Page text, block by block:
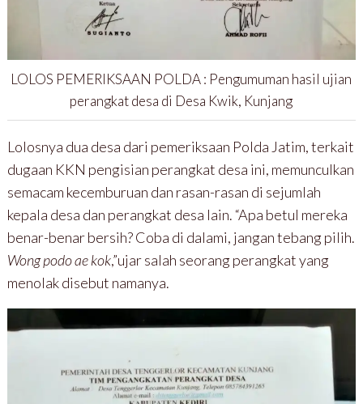
LOLOS PEMERIKSAAN POLDA : Pengumuman hasil ujian
perangkat desa di Desa Kwik, Kunjang
Lolosnya dua desa dari pemeriksaan Polda Jatim, terkait
dugaan KKN pengisian perangkat desa ini, memunculkan
semacam kecemburuan dan rasan-rasan di sejumlah
kepala desa dan perangkat desa lain. “Apa betul mereka
benar-benar bersih? Coba di dalami, jangan tebang pilih.
Wong podo ae kok,”ujar salah seorang perangkat yang
menolak disebut namanya.